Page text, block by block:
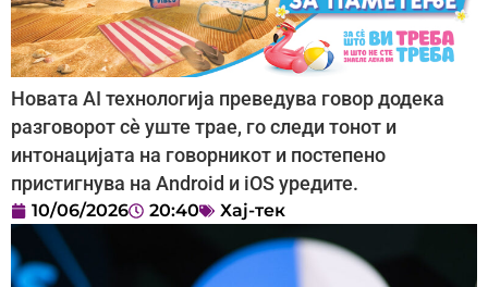
Новата AI технологија преведува говор додека
разговорот сè уште трае, го следи тонот и
интонацијата на говорникот и постепено
пристигнува на Android и iOS уредите.
10/06/2026 20:40 Хај-тек